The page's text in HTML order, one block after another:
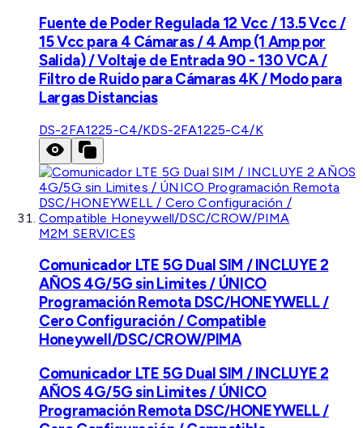
Fuente de Poder Regulada 12 Vcc / 13.5 Vcc /
15 Vcc para 4 Cámaras / 4 Amp (1 Amp por
Salida) / Voltaje de Entrada 90 - 130 VCA /
Filtro de Ruido para Cámaras 4K / Modo para
Largas Distancias
DS-2FA1225-C4/KDS-2FA1225-C4/K
M2M SERVICES
Comunicador LTE 5G Dual SIM / INCLUYE 2
AÑOS 4G/5G sin Limites / ÚNICO
Programación Remota DSC/HONEYWELL /
Cero Configuración / Compatible
Honeywell/DSC/CROW/PIMA
Comunicador LTE 5G Dual SIM / INCLUYE 2
AÑOS 4G/5G sin Limites / ÚNICO
Programación Remota DSC/HONEYWELL /